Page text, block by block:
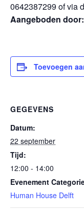
0642387299 of via
Aangeboden door:
Toevoegen
GEGEVENS
Datum:
22 september
Tijd:
12:00 - 14:00
Evenement
Human House Delft